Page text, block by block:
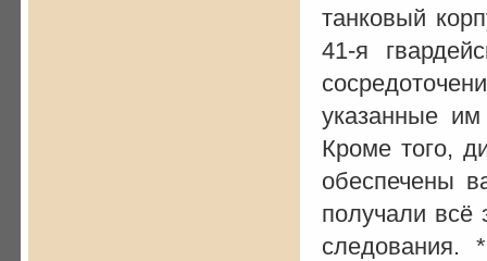
танковый
41-я
указанные
Кроме того,
обеспечены
получали всё
следования.